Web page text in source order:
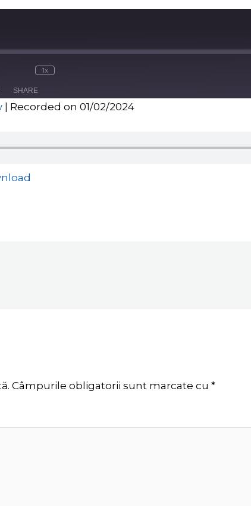
1x
SHARE
| Recorded on 01/02/2024
Câmpurile obligatorii sunt marcate cu*